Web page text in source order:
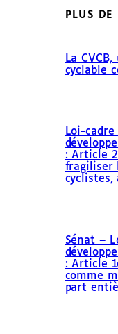
PLUS
La
cyclable
Loi-
: Article
fragiliser
cyclistes,
Sénat –
: Article
comme
part